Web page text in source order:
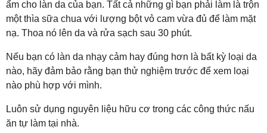
ẩm cho làn da của bạn. Tất cả những gì bạn phải làm là trộn
một thìa sữa chua với lượng bột vỏ cam vừa đủ để làm mặt
nạ. Thoa nó lên da và rửa sạch sau 30 phút.
Nếu bạn có làn da nhạy cảm hay đúng hơn là bất kỳ loại da
nào, hãy đảm bảo rằng bạn thử nghiệm trước để xem loại
nào phù hợp với mình.
Luôn sử dụng nguyên liệu hữu cơ trong các công thức nấu
ăn tự làm tại nhà.